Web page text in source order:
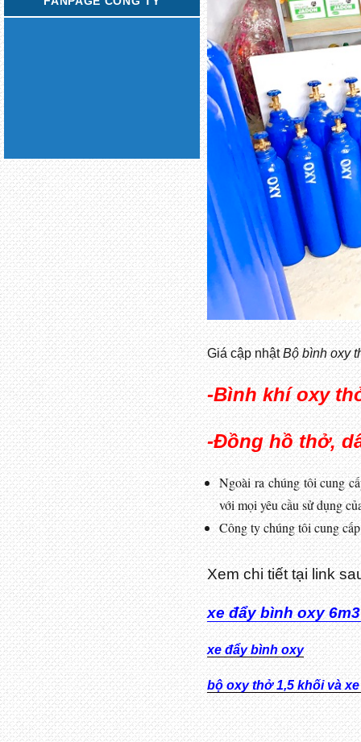
Giá cập nhậtBộ bình oxy
-Bình khí oxy
-Đồng hồ thở,
Ngoài ra chúng tôi cung
với mọi yêu cầu sử dụng
Công ty chúng tôi cung
Xem chi tiết tại link
xe đẩy bình oxy
xe đẩy bình oxy
bộ oxy thở 1,5 khối và